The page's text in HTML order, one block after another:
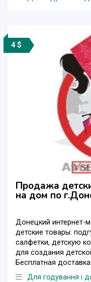
4 $
Продажа
на дом по
Донецкий интернет-
детские товары:
салфетки, детскую
для создания
Бесплатная
Для годування і